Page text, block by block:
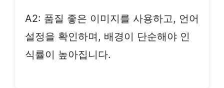
A2: 품질 좋은 이미지를 사용하고, 언어
설정을 확인하며, 배경이 단순해야 인
식률이 높아집니다.